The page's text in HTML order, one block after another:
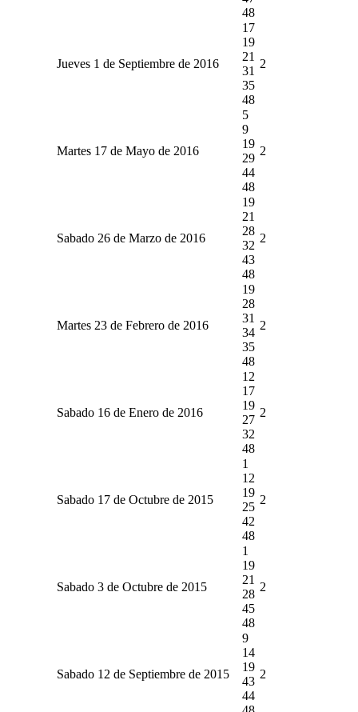
48
Jueves 1 de Septiembre de 2016
17
19
21
31
35
48
2
Martes 17 de Mayo de 2016
5
9
19
29
44
48
2
Sabado 26 de Marzo de 2016
19
21
28
32
43
48
2
Martes 23 de Febrero de 2016
19
28
31
34
35
48
2
Sabado 16 de Enero de 2016
12
17
19
27
32
48
2
Sabado 17 de Octubre de 2015
1
12
19
25
42
48
2
Sabado 3 de Octubre de 2015
1
19
21
28
45
48
2
Sabado 12 de Septiembre de 2015
9
14
19
43
44
2